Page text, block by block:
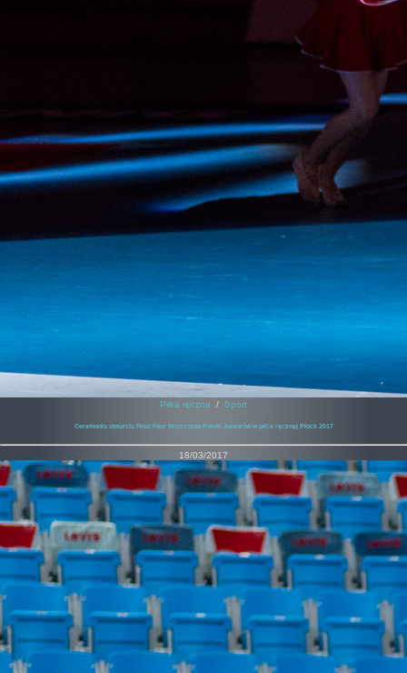
Piłka ręczna / Sport
Ceremonia otwarcia Final Four Mistrzostw Polski Juniorów w piłce ręcznej Płock 2017
18/03/2017